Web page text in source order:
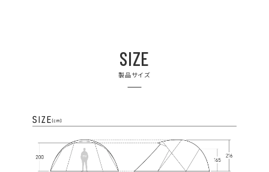
SIZE
製品サイズ